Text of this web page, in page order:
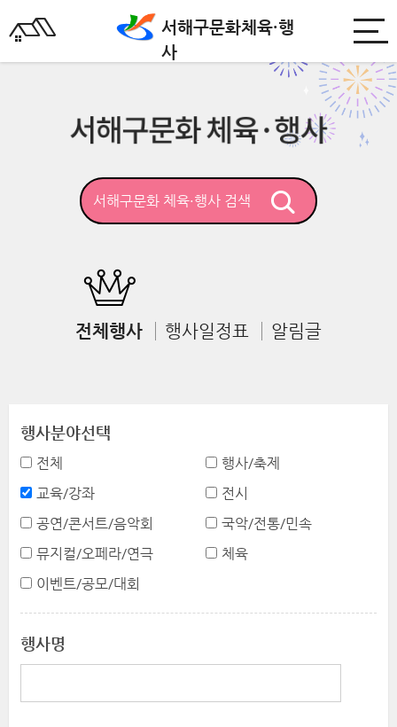
서해구문화체육·행
사
전체행사 행사일정표 알림글
행사분야선택
전체
행사/축제
교육/강좌
전시
공연/콘서트/음악회
국악/전통/민속
뮤지컬/오페라/연극
체육
이벤트/공모/대회
행사명